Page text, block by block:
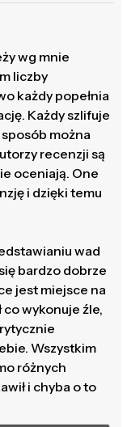
wg mnie
liczby
każdy popełnia
Każdy szlifuje
można
recenzji są
oceniają. One
i dzięki temu
wad
bardzo dobrze
jest miejsce na
wykonuje źle,
Wszystkim
różnych
i chyba o to